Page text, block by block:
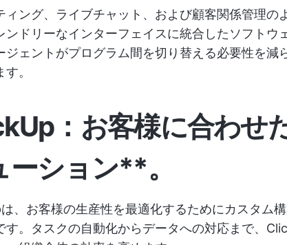
ィング、ライブチャット、および顧客関係管理の
ンドリーなインターフェイスに統合したソフトウ
ジェントがプログラム間を切り替える必要性を減
す。
：お客様に合わせ
ーション**。
、お客様の生産性を最適化するためにカスタム
す。タスクの自動化からデータへの対応まで、